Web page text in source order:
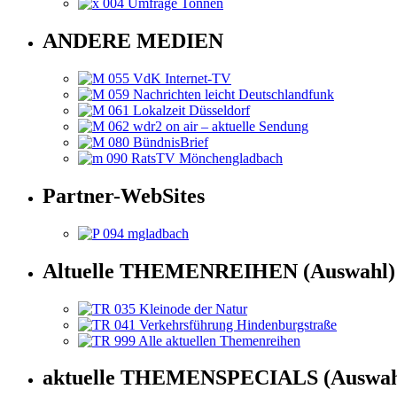
ANDERE MEDIEN
Partner-WebSites
Altuelle THEMENREIHEN (Auswahl)
aktuelle THEMENSPECIALS